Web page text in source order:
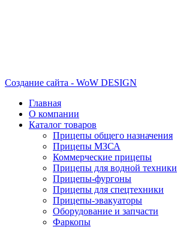
Создание сайта - WoW DESIGN
Главная
О компании
Каталог товаров
Прицепы общего назначения
Прицепы МЗСА
Коммерческие прицепы
Прицепы для водной техники
Прицепы-фургоны
Прицепы для спецтехники
Прицепы-эвакуаторы
Оборудование и запчасти
Фаркопы